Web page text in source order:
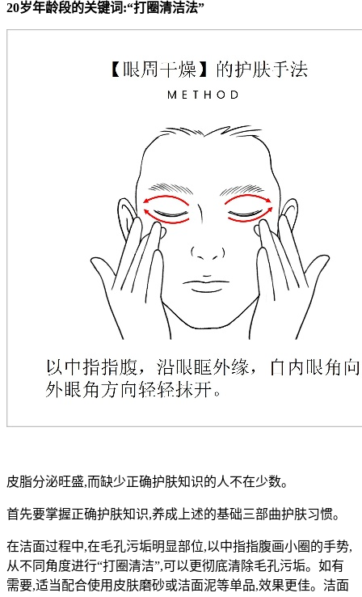
20岁年龄段的关键词:“打圈清洁法”
皮脂分泌旺盛,而缺少正确护肤知识的人不在少数。
首先要掌握正确护肤知识,养成上述的基础三部曲护肤习惯。
在洁面过程中,在毛孔污垢明显部位,以中指指腹画小圈的手势,
从不同角度进行“打圈清洁”,可以更彻底清除毛孔污垢。如有
需要,适当配合使用皮肤磨砂或洁面泥等单品,效果更佳。洁面